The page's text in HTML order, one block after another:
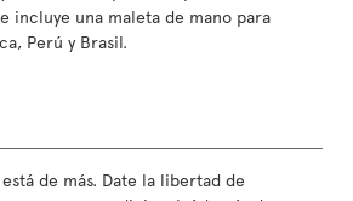
incluye una maleta de mano para
Perú y Brasil.
de más. Date la libertad de